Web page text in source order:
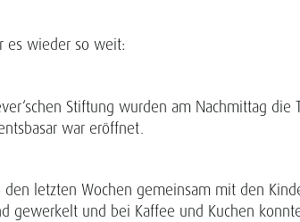
es wieder so weit:
Stiftung wurden am Nachmittag die
war eröffnet.
letzten Wochen gemeinsam mit den
gewerkelt und bei Kaffee und Kuchen